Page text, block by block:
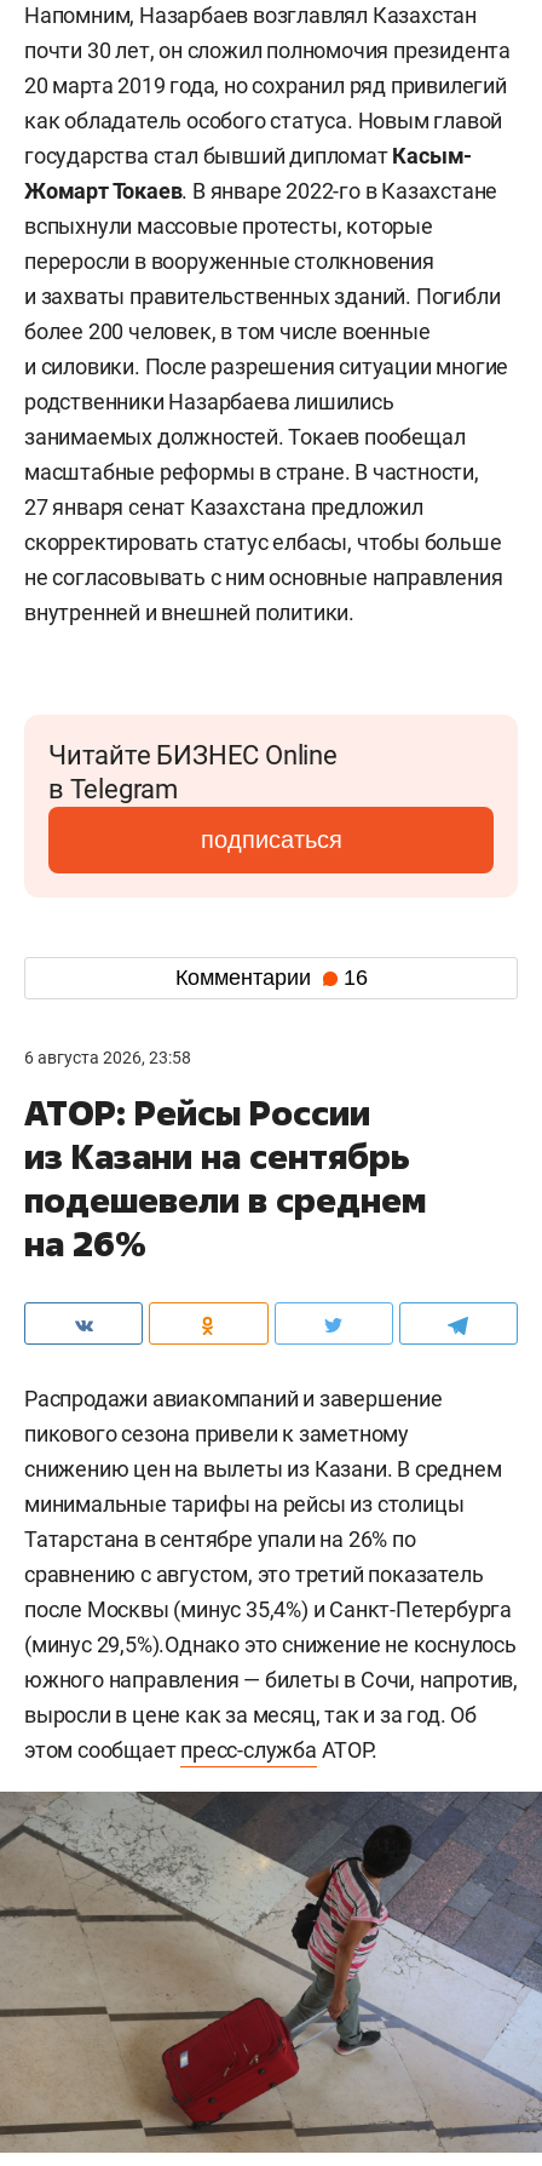
Напомним, Назарбаев возглавлял Казахстан
почти 30 лет, он сложил полномочия президента
20 марта 2019 года, но сохранил ряд привилегий
как обладатель особого статуса. Новым главой
государства стал бывший дипломатКасым-
Жомарт Токаев. В январе 2022-го в Казахстане
вспыхнули массовые протесты, которые
переросли в вооруженные столкновения
и захваты правительственных зданий. Погибли
более 200 человек, в том числе военные
и силовики. После разрешения ситуации многие
родственники Назарбаева лишились
занимаемых должностей. Токаев пообещал
масштабные реформы в стране. В частности,
27 января сенат Казахстана предложил
скорректировать статус елбасы, чтобы больше
не согласовывать с ним основные направления
внутренней и внешней политики.
Читайте БИЗНЕС Online
в Telegram
подписаться
Комментарии 16
6 августа 2026, 23:58
АТОР: Рейсы России
из Казани на сентябрь
подешевели в среднем
на 26%
Распродажи авиакомпаний и завершение
пикового сезона привели к заметному
снижению цен на вылеты из Казани. В среднем
минимальные тарифы на рейсы из столицы
Татарстана в сентябре упали на 26% по
сравнению с августом, это третий показатель
после Москвы (минус 35,4%) и Санкт-Петербурга
(минус 29,5%).Однако это снижение не коснулось
южного направления — билеты в Сочи, напротив,
выросли в цене как за месяц, так и за год. Об
этом сообщаетпресс-служба АТОР.